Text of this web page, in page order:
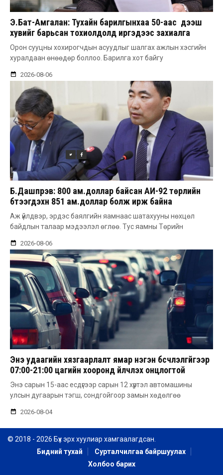
Э.Бат-Амгалан: Тухайн барилгынхаа 50-аас дээш
хувийг барьсан тохиолдолд иргэдээс захиалга
авдаг болгоно
Орон сууцны хохирогчдын асуудлыг шалгах ажлын хэсгийн
хуралдаан өнөөдөр боллоо. Барилга хот байгу
2026-08-06
Б.Дашпүрэв: 800 ам.доллар байсан АИ-92 төрлийн
бүтээгдэхүүн 851 ам.доллар болж ирж байна
Аж үйлдвэр, эрдэс баялгийн яамнаас шатахууны нөхцөл
байдлын талаар мэдээлэл өглөө. Тус яамны Төрийн
2026-08-06
Энэ удаагийн хязгаарлалт ямар нэгэн бүсчлэлгүйгээр
07:00-21:00 цагийн хооронд үйлчлэх онцлогтой
Энэ сарын 15-аас есдүгээр сарын 12 хүртэл автомашины
улсын дугаарын тэгш, сондгойгоор замын хөдөлгөө
2026-08-04
© 2018 - 2026 Бүх эрх хуулиар хамгаалагдсан.
Бидний тухай
Сурталчилгаа байршуулах
Холбоо барих